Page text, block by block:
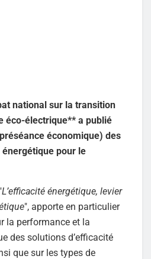
national sur la transition
éco-électrique** a publié
économique) des
pour le
L’efficacité énergétique, levier
", apporte en particulier
la performance et la
des solutions d’efficacité
que sur les types de